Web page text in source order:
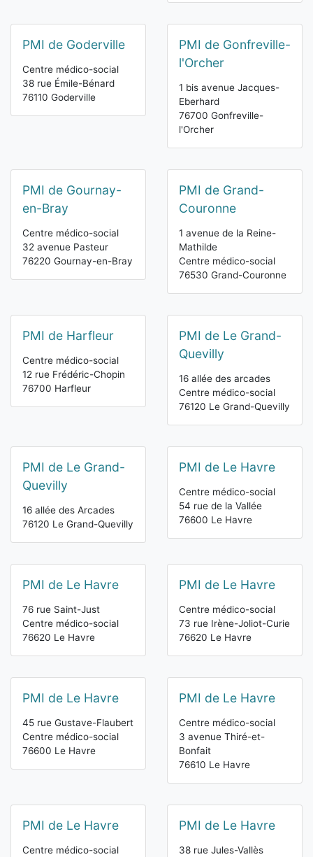
PMI de Goderville
Centre médico-social
38 rue Émile-Bénard
76110 Goderville
PMI de Gonfreville-
l'Orcher
1 bis avenue Jacques-
Eberhard
76700 Gonfreville-
l'Orcher
PMI de Gournay-
en-Bray
Centre médico-social
32 avenue Pasteur
76220 Gournay-en-Bray
PMI de Grand-
Couronne
1 avenue de la Reine-
Mathilde
Centre médico-social
76530 Grand-Couronne
PMI de Harfleur
Centre médico-social
12 rue Frédéric-Chopin
76700 Harfleur
PMI de Le Grand-
Quevilly
16 allée des arcades
Centre médico-social
76120 Le Grand-Quevilly
PMI de Le Grand-
Quevilly
16 allée des Arcades
76120 Le Grand-Quevilly
PMI de Le Havre
Centre médico-social
54 rue de la Vallée
76600 Le Havre
PMI de Le Havre
76 rue Saint-Just
Centre médico-social
76620 Le Havre
PMI de Le Havre
Centre médico-social
73 rue Irène-Joliot-Curie
76620 Le Havre
PMI de Le Havre
45 rue Gustave-Flaubert
Centre médico-social
76600 Le Havre
PMI de Le Havre
Centre médico-social
3 avenue Thiré-et-
Bonfait
76610 Le Havre
PMI de Le Havre
Centre médico-social
PMI de Le Havre
38 rue Jules-Vallès